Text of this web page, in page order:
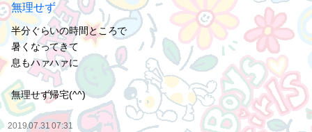
無理せず
半分ぐらいの時間ところで
暑くなってきて
息もハァハァに
無理せず帰宅(^^)
2019.07.31 07:31